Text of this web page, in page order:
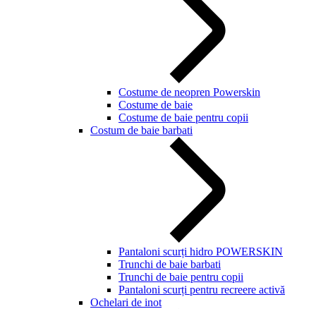
Costume de neopren Powerskin
Costume de baie
Costume de baie pentru copii
Costum de baie barbati
Pantaloni scurți hidro POWERSKIN
Trunchi de baie barbati
Trunchi de baie pentru copii
Pantaloni scurți pentru recreere activă
Ochelari de inot